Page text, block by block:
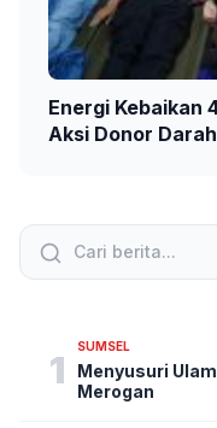
Energi Kebaikan
Aksi Donor Darah
1
SUMSEL
Menyusuri
Merogan